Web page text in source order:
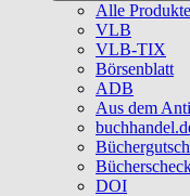
Alle Produkte
VLB
VLB-TIX
Börsenblatt
ADB
Aus dem
DOI